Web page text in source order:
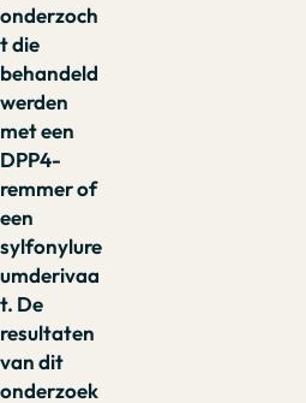
onderzoch
t die
behandeld
werden
met een
DPP4-
remmer of
een
sylfonylure
umderivaa
t. De
resultaten
van dit
onderzoek